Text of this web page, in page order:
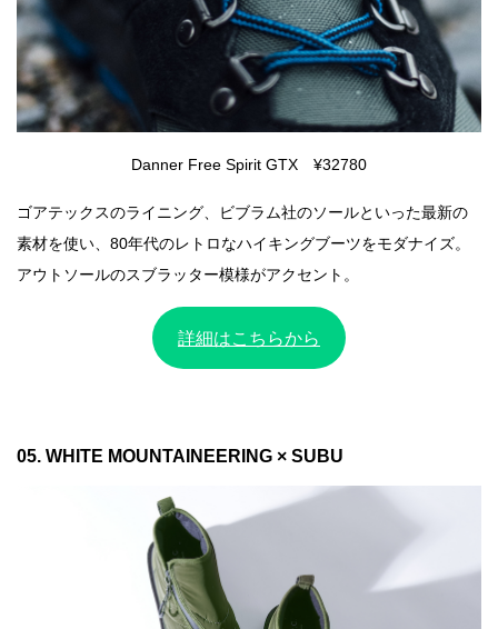
Danner Free Spirit GTX ¥32780
ゴアテックスのライニング、ビブラム社のソールといった最新の
素材を使い、80年代のレトロなハイキングブーツをモダナイズ。
アウトソールのスブラッター模様がアクセント。
詳細はこちらから
05. WHITE MOUNTAINEERING × SUBU